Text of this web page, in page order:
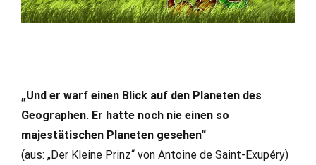
„Und er warf einen Blick auf den Planeten des
Geographen. Er hatte noch nie einen so
majestätischen Planeten gesehen“
(aus: „Der Kleine Prinz“ von Antoine de Saint-Exupéry)